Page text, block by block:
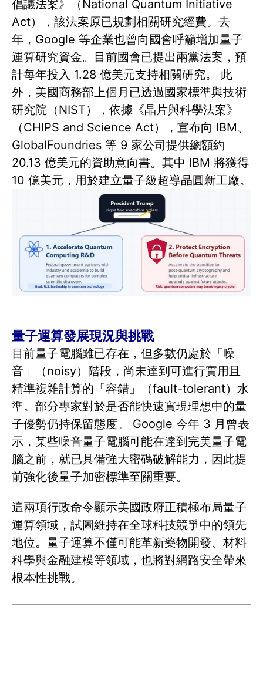
倡議法案》（National Quantum Initiative
Act），該法案原已規劃相關研究經費。去
年，Google 等企業也曾向國會呼籲增加量子
運算研究資金。目前國會已提出兩黨法案，預
計每年投入 1.28 億美元支持相關研究。 此
外，美國商務部上個月已透過國家標準與技術
研究院（NIST），依據《晶片與科學法案》
（CHIPS and Science Act），宣布向 IBM、
GlobalFoundries 等 9 家公司提供總額約
20.13 億美元的資助意向書。其中 IBM 將獲得
10 億美元，用於建立量子級超導晶圓新工廠。
量子運算發展現況與挑戰
目前量子電腦雖已存在，但多數仍處於「噪
音」（noisy）階段，尚未達到可進行實用且
精準複雜計算的「容錯」（fault-tolerant）水
準。部分專家對於是否能快速實現理想中的量
子優勢仍持保留態度。 Google 今年 3 月曾表
示，某些噪音量子電腦可能在達到完美量子電
腦之前，就已具備強大密碼破解能力，因此提
前強化後量子加密標準至關重要。
這兩項行政命令顯示美國政府正積極布局量子
運算領域，試圖維持在全球科技競爭中的領先
地位。量子運算不僅可能革新藥物開發、材料
科學與金融建模等領域，也將對網路安全帶來
根本性挑戰。